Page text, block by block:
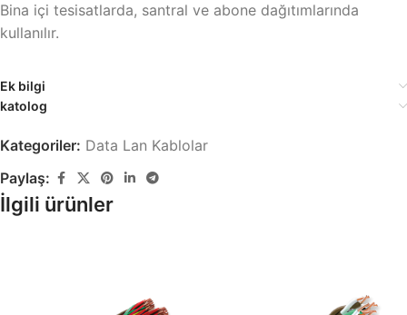
Bina içi tesisatlarda, santral ve abone dağıtımlarında
kullanılır.
Ek bilgi
katolog
Kategoriler: Data Lan Kablolar
Paylaş:
İlgili ürünler